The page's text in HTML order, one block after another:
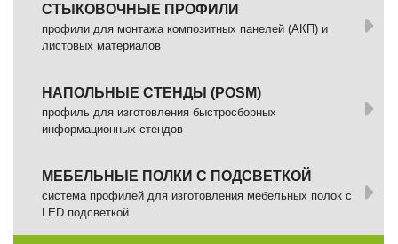
СТЫКОВОЧНЫЕ ПРОФИЛИ
профили для монтажа композитных панелей (АКП) и
листовых материалов
НАПОЛЬНЫЕ СТЕНДЫ (POSM)
профиль для изготовления быстросборных
информационных стендов
МЕБЕЛЬНЫЕ ПОЛКИ С ПОДСВЕТКОЙ
cистема профилей для изготовления мебельных полок с
LED подсветкой